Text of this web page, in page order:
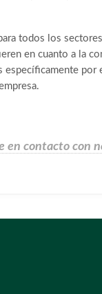
todos los
en cuanto a la
específicamente
en contacto con